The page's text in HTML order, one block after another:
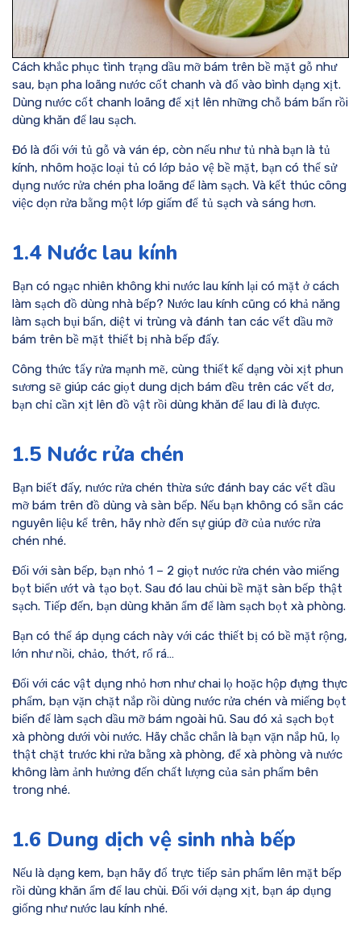
Cách khắc phục tình trạng dầu mỡ bám trên bề mặt gỗ như
sau, bạn pha loãng nước cốt chanh và đổ vào bình dạng xịt.
Dùng nước cốt chanh loãng để xịt lên những chỗ bám bẩn rồi
dùng khăn để lau sạch.
Đó là đối với tủ gỗ và ván ép, còn nếu như tủ nhà bạn là tủ
kính, nhôm hoặc loại tủ có lớp bảo vệ bề mặt, bạn có thể sử
dụng nước rửa chén pha loãng để làm sạch. Và kết thúc công
việc dọn rửa bằng một lớp giấm để tủ sạch và sáng hơn.
1.4 Nước lau kính
Bạn có ngạc nhiên không khi nước lau kính lại có mặt ở cách
làm sạch đồ dùng nhà bếp? Nước lau kính cũng có khả năng
làm sạch bụi bẩn, diệt vi trùng và đánh tan các vết dầu mỡ
bám trên bề mặt thiết bị nhà bếp đấy.
Công thức tẩy rửa mạnh mẽ, cùng thiết kế dạng vòi xịt phun
sương sẽ giúp các giọt dung dịch bám đều trên các vết dơ,
bạn chỉ cần xịt lên đồ vật rồi dùng khăn để lau đi là được.
1.5 Nước rửa chén
Bạn biết đấy, nước rửa chén thừa sức đánh bay các vết dầu
mỡ bám trên đồ dùng và sàn bếp. Nếu bạn không có sẵn các
nguyên liệu kể trên, hãy nhờ đến sự giúp đỡ của nước rửa
chén nhé.
Đối với sàn bếp, bạn nhỏ 1 – 2 giọt nước rửa chén vào miếng
bọt biển ướt và tạo bọt. Sau đó lau chùi bề mặt sàn bếp thật
sạch. Tiếp đến, bạn dùng khăn ẩm để làm sạch bọt xà phòng.
Bạn có thể áp dụng cách này với các thiết bị có bề mặt rộng,
lớn như nồi, chảo, thớt, rổ rá…
Đối với các vật dụng nhỏ hơn như chai lọ hoặc hộp đựng thực
phẩm, bạn vặn chặt nắp rồi dùng nước rửa chén và miếng bọt
biển để làm sạch dầu mỡ bám ngoài hũ. Sau đó xả sạch bọt
xà phòng dưới vòi nước. Hãy chắc chắn là bạn vặn nắp hũ, lọ
thật chặt trước khi rửa bằng xà phòng, để xà phòng và nước
không làm ảnh hưởng đến chất lượng của sản phẩm bên
trong nhé.
1.6 Dung dịch vệ sinh nhà bếp
Nếu là dạng kem, bạn hãy đổ trực tiếp sản phẩm lên mặt bếp
rồi dùng khăn ẩm để lau chùi. Đối với dạng xịt, bạn áp dụng
giống như nước lau kính nhé.